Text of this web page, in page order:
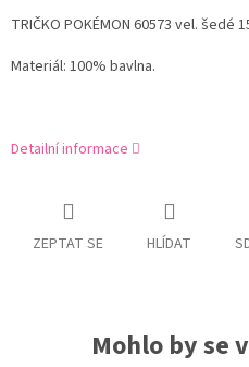
TRIČKO POKÉMON 60573 vel. šedé
Materiál: 100% bavlna.
Detailní informace
ZEPTAT SE HLÍDAT
Mohlo by se